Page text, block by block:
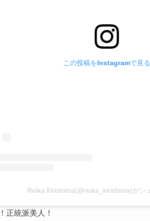
この投稿をInstagramで見る
Reika Kirishima(@reika_kirishima)がシ
正統派美人！